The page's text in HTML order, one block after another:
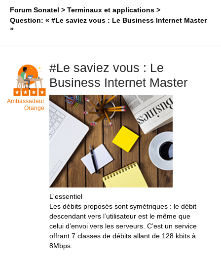
Forum Sonatel
Terminaux et applications
Question: « #Le saviez vous : Le Business Internet Master
»
#Le saviez vous : Le
Business Internet Master
L'essentiel
Les débits proposés sont symétriques : le débit
descendant vers l’utilisateur est le même que
celui d’envoi vers les serveurs. C’est un service
offrant 7 classes de débits allant de 128 kbits à
8Mbps.
Ambassadeur
Orange